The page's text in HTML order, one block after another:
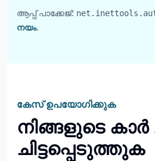
ആപ്പ് പാക്കേജ്:
നയം.
കേസ് ഉപയോഗിക്കുക
നിങ്ങളുടെ കാർ
ചിട്ടപ്പെടുത്തുക